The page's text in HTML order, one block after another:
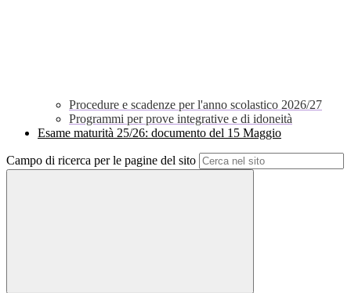
Procedure e scadenze per l'anno scolastico 2026/27
Programmi per prove integrative e di idoneità
Esame maturità 25/26: documento del 15 Maggio
Campo di ricerca per le pagine del sito